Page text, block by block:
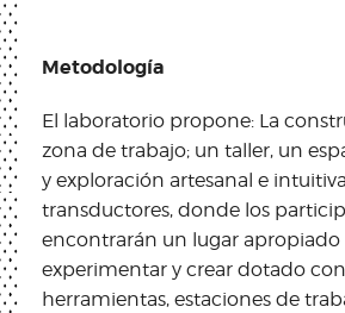
Metodología
El laboratorio propone: La
zona de trabajo; un taller, un
y exploración artesanal e
transductores, donde los
encontrarán un lugar apropiado
experimentar y crear dotado
herramientas, estaciones de